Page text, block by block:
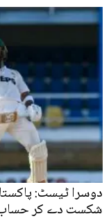
شکست دے کر حساب